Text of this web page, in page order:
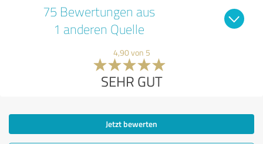
75 Bewertungen aus
1 anderen Quelle
4,90 von 5
SEHR GUT
Jetzt bewerten